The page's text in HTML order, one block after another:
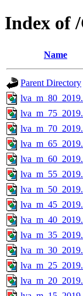
Index of
Name
Parent Directory